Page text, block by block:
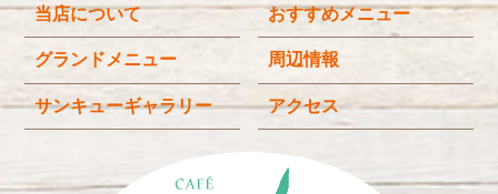
当店について おすすめメニュー
グランドメニュー 周辺情報
サンキューギャラリー アクセス